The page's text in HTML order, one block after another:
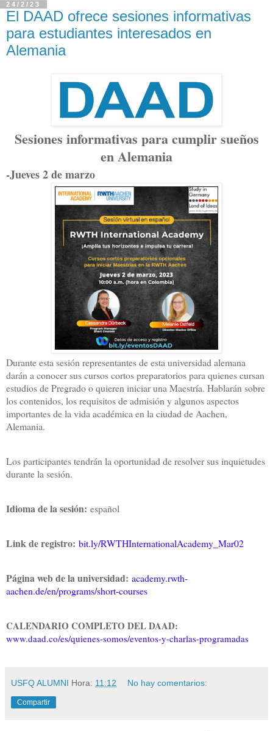
24/2/23
El DAAD ofrece sesiones informativas
para estudiantes interesados en
Alemania
Sesiones informativas para cumplir sueños
en Alemania
-Jueves 2 de marzo
Durante esta sesión representantes de esta universidad alemana
darán a conocer sus cursos cortos preparatorios para quienes cursan
estudios de Pregrado o quieren iniciar una Maestría. Hablarán sobre
los contenidos, los requisitos de admisión y algunos aspectos
importantes de la vida académica en la ciudad de Aachen,
Alemania.
Los participantes tendrán la oportunidad de resolver sus inquietudes
durante la sesión.
Idioma de la sesión: español
Link de registro: bit.ly/RWTHInternationalAcademy_Mar02
Página web de la universidad: academy.rwth-
aachen.de/en/programs/short-courses
CALENDARIO COMPLETO DEL DAAD:
www.daad.co/es/quienes-somos/eventos-y-charlas-programadas
USFQ ALUMNI Hora: 11:12 No hay comentarios:
Compartir